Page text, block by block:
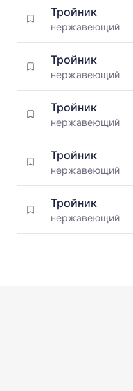
Тройник
нержавеющий
Тройник
нержавеющий
Тройник
нержавеющий
Тройник
нержавеющий
Тройник
нержавеющий